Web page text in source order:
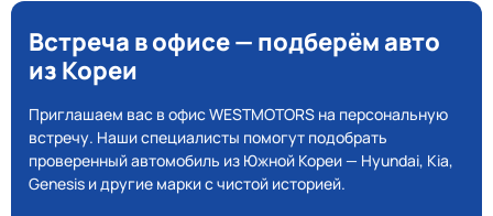
Встреча в офисе — подберём авто
из Кореи
Приглашаем вас в офис WESTMOTORS на персональную
встречу. Наши специалисты помогут подобрать
проверенный автомобиль из Южной Кореи — Hyundai, Kia,
Genesis и другие марки с чистой историей.